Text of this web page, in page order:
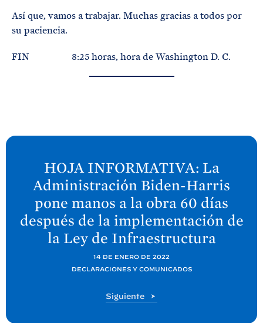
Así que, vamos a trabajar. Muchas gracias a todos por
su paciencia.
FIN 8:25 horas, hora de Washington D. C.
S
s
HOJA INFORMATIVA: La
Administración Biden-⁠Harris
pone manos a la obra 60 días
después de la implementación de
la Ley de Infraestructura
14 DE ENERO DE 2022
DECLARACIONES Y COMUNICADOS
Siguiente
P